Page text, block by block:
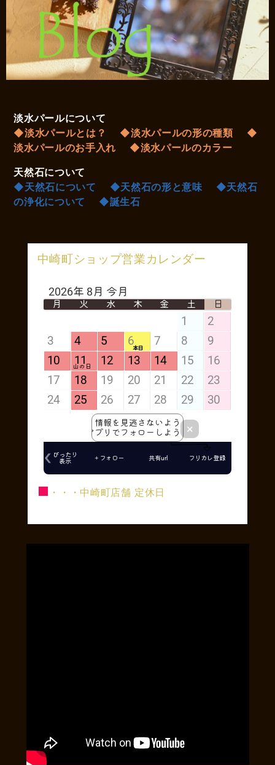
淡水パールについて
◆淡水パールとは？
◆淡水パールの形の種類
◆
淡水パールのお手入れ
◆淡水パールのカラー
天然石について
◆天然石について
◆天然石の形と意味
◆天然石
の浄化について
◆誕生石
中崎町ショップ営業カレンダー
■ ・・・中崎町店舗 定休日